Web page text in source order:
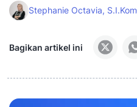
Stephanie Octavia, S.I.Kom
Bagikan artikel ini